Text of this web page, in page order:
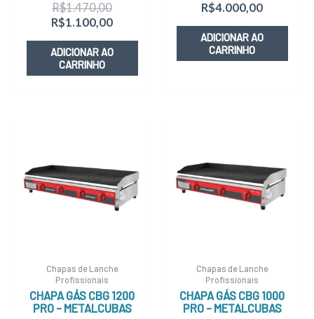
R$1.470,00
R$1.100,00
ADICIONAR AO
CARRINHO
R$4.000,00
ADICIONAR AO
CARRINHO
Chapas de Lanche
Profissionais
CHAPA GÁS CBG 1200
PRO – METALCUBAS
Chapas de Lanche
Profissionais
CHAPA GÁS CBG 1000
PRO – METALCUBAS